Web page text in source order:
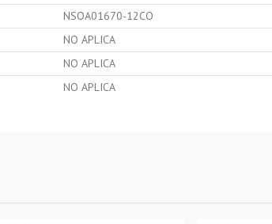
NSOA01670-12CO
NO APLICA
NO APLICA
NO APLICA